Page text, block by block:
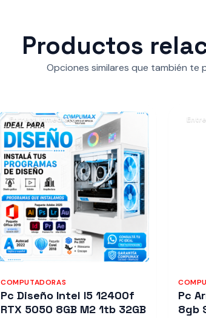
Productos
Opciones similares que también te
Entrega inmediata
COMPUTADORAS
Pc Diseño Intel I5 12400f
RTX 5050 8GB M2 1tb 32GB
Pc
8gb